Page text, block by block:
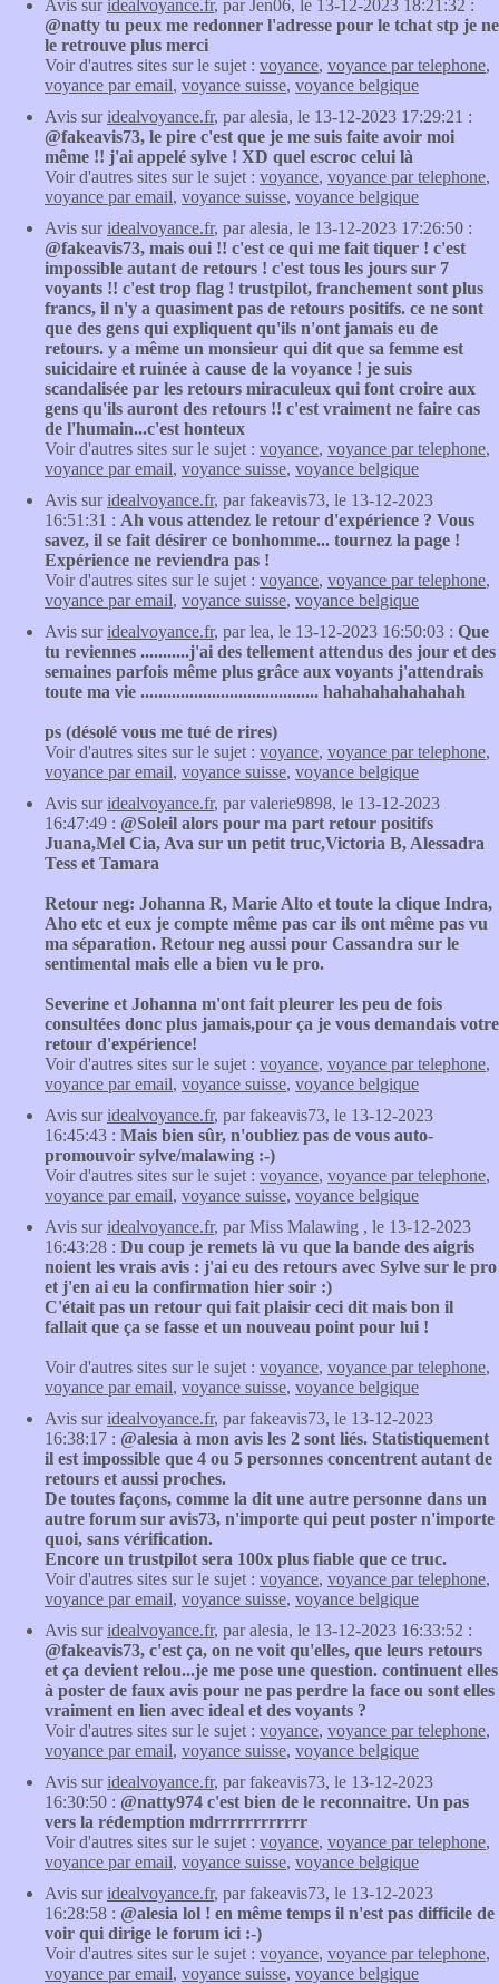
Avis suridealvoyance.fr, par Jen06, le 13-12-2023 18:21:32 :
@natty tu peux me redonner l'adresse pour le tchat stp je ne
le retrouve plus merci
Voir d'autres sites sur le sujet : voyance, voyance par telephone,
voyance par email, voyance suisse, voyance belgique
Avis suridealvoyance.fr, par alesia, le 13-12-2023 17:29:21 :
@fakeavis73, le pire c'est que je me suis faite avoir moi
même !! j'ai appelé sylve ! XD quel escroc celui là
Voir d'autres sites sur le sujet : voyance, voyance par telephone,
voyance par email, voyance suisse, voyance belgique
Avis suridealvoyance.fr, par alesia, le 13-12-2023 17:26:50 :
@fakeavis73, mais oui !! c'est ce qui me fait tiquer ! c'est
impossible autant de retours ! c'est tous les jours sur 7
voyants !! c'est trop flag ! trustpilot, franchement sont plus
francs, il n'y a quasiment pas de retours positifs. ce ne sont
que des gens qui expliquent qu'ils n'ont jamais eu de
retours. y a même un monsieur qui dit que sa femme est
suicidaire et ruinée à cause de la voyance ! je suis
scandalisée par les retours miraculeux qui font croire aux
gens qu'ils auront des retours !! c'est vraiment ne faire cas
de l'humain...c'est honteux
Voir d'autres sites sur le sujet : voyance, voyance par telephone,
voyance par email, voyance suisse, voyance belgique
Avis suridealvoyance.fr, par fakeavis73, le 13-12-2023
16:51:31 : Ah vous attendez le retour d'expérience ? Vous
savez, il se fait désirer ce bonhomme... tournez la page !
Expérience ne reviendra pas !
Voir d'autres sites sur le sujet : voyance, voyance par telephone,
voyance par email, voyance suisse, voyance belgique
Avis suridealvoyance.fr, par lea, le 13-12-2023 16:50:03 : Que
tu reviennes ...........j'ai des tellement attendus des jour et des
semaines parfois même plus grâce aux voyants j'attendrais
toute ma vie ........................................ hahahahahahahah
ps (désolé vous me tué de rires)
Voir d'autres sites sur le sujet : voyance, voyance par telephone,
voyance par email, voyance suisse, voyance belgique
Avis suridealvoyance.fr, par valerie9898, le 13-12-2023
16:47:49 : @Soleil alors pour ma part retour positifs
Juana,Mel Cia, Ava sur un petit truc,Victoria B, Alessadra
Tess et Tamara
Retour neg: Johanna R, Marie Alto et toute la clique Indra,
Aho etc et eux je compte même pas car ils ont même pas vu
ma séparation. Retour neg aussi pour Cassandra sur le
sentimental mais elle a bien vu le pro.
Severine et Johanna m'ont fait pleurer les peu de fois
consultées donc plus jamais,pour ça je vous demandais votre
retour d'expérience!
Voir d'autres sites sur le sujet : voyance, voyance par telephone,
voyance par email, voyance suisse, voyance belgique
Avis suridealvoyance.fr, par fakeavis73, le 13-12-2023
16:45:43 : Mais bien sûr, n'oubliez pas de vous auto-
promouvoir sylve/malawing :-)
Voir d'autres sites sur le sujet : voyance, voyance par telephone,
voyance par email, voyance suisse, voyance belgique
Avis suridealvoyance.fr, par Miss Malawing , le 13-12-2023
16:43:28 : Du coup je remets là vu que la bande des aigris
noient les vrais avis : j'ai eu des retours avec Sylve sur le pro
et j'en ai eu la confirmation hier soir :)
C'était pas un retour qui fait plaisir ceci dit mais bon il
fallait que ça se fasse et un nouveau point pour lui !
Voir d'autres sites sur le sujet : voyance, voyance par telephone,
voyance par email, voyance suisse, voyance belgique
Avis suridealvoyance.fr, par fakeavis73, le 13-12-2023
16:38:17 : @alesia à mon avis les 2 sont liés. Statistiquement
il est impossible que 4 ou 5 personnes concentrent autant de
retours et aussi proches.
De toutes façons, comme la dit une autre personne dans un
autre forum sur avis73, n'importe qui peut poster n'importe
quoi, sans vérification.
Encore un trustpilot sera 100x plus fiable que ce truc.
Voir d'autres sites sur le sujet : voyance, voyance par telephone,
voyance par email, voyance suisse, voyance belgique
Avis suridealvoyance.fr, par alesia, le 13-12-2023 16:33:52 :
@fakeavis73, c'est ça, on ne voit qu'elles, que leurs retours
et ça devient relou...je me pose une question. continuent elles
à poster de faux avis pour ne pas perdre la face ou sont elles
vraiment en lien avec ideal et des voyants ?
Voir d'autres sites sur le sujet : voyance, voyance par telephone,
voyance par email, voyance suisse, voyance belgique
Avis suridealvoyance.fr, par fakeavis73, le 13-12-2023
16:30:50 : @natty974 c'est bien de le reconnaitre. Un pas
vers la rédemption mdrrrrrrrrrrrr
Voir d'autres sites sur le sujet : voyance, voyance par telephone,
voyance par email, voyance suisse, voyance belgique
Avis suridealvoyance.fr, par fakeavis73, le 13-12-2023
16:28:58 : @alesia lol ! en même temps il n'est pas difficile de
voir qui dirige le forum ici :-)
Voir d'autres sites sur le sujet : voyance, voyance par telephone,
voyance par email, voyance suisse, voyance belgique